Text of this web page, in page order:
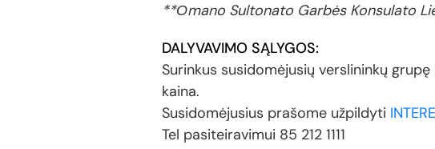
**Оmano Sultonato Garbės Konsulato
DALYVAVIMO SĄLYGOS:
Surinkus susidomėjusių verslininkų
kaina.
Susidomėjusius prašome užpildyti
Tel pasiteiravimui 85 212 1111